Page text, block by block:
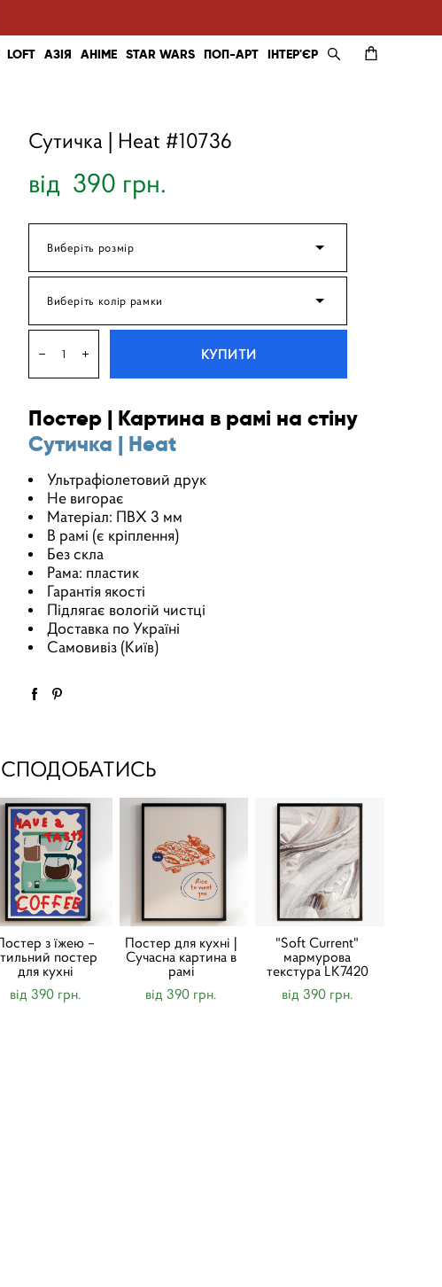
LOFT АЗІЯ АНІМЕ STAR WARS ПОП-АРТ ІНТЕР'ЄР
Сутичка | Heat #10736
від 390 грн.
Виберіть розмір
Виберіть колір рамки
КУПИТИ
Постер | Картина в рамі на стіну
Сутичка | Heat
Ультрафіолетовий друк
Не вигорає
Матеріал: ПВХ 3 мм
В рамі (є кріплення)
Без скла
Рама: пластик
Гарантія якості
Підлягає вологій чистці
Доставка по Україні
Самовивіз (Київ)
з їжею –
постер
для кухні
від 390 грн.
Постер для кухні |
Cучасна картина в
рамі
від 390 грн.
"Soft Current"
мармурова
текстура LK7420
від 390 грн.